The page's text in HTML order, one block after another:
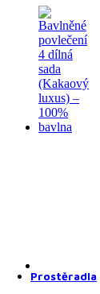
Prostěradla